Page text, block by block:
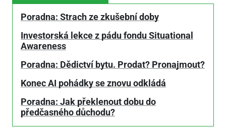
Poradna: Strach ze zkušební doby
Investorská lekce z pádu fondu Situational
Awareness
Poradna: Dědictví bytu. Prodat? Pronajmout?
Konec AI pohádky se znovu odkládá
Poradna: Jak překlenout dobu do
předčasného důchodu?